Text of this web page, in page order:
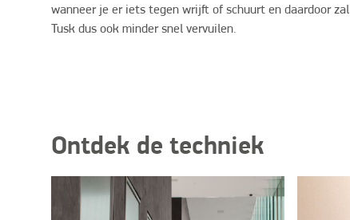
wanneer je er iets tegen wrijft of schuurt en daardoor zal
Tusk dus ook minder snel vervuilen.
Ontdek de techniek